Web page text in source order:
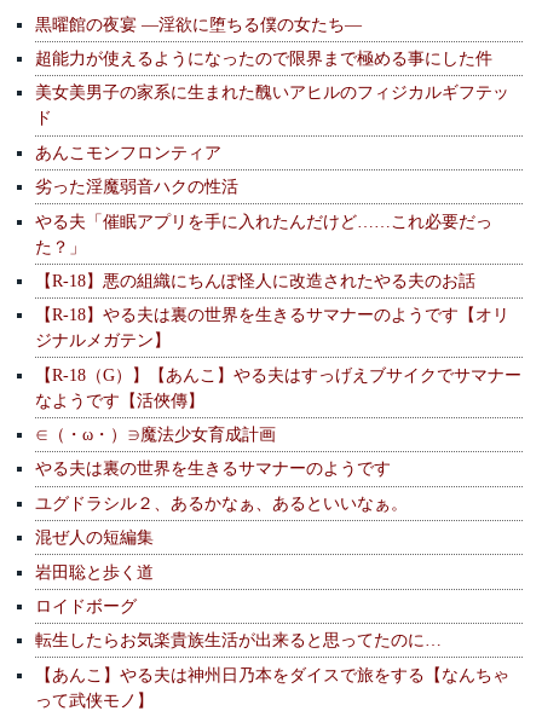
黒曜館の夜宴 —淫欲に堕ちる僕の女たち—
超能力が使えるようになったので限界まで極める事にした件
美女美男子の家系に生まれた醜いアヒルのフィジカルギフテッ
ド
あんこモンフロンティア
劣った淫魔弱音ハクの性活
やる夫「催眠アプリを手に入れたんだけど……これ必要だっ
た？」
【R-18】悪の組織にちんぽ怪人に改造されたやる夫のお話
【R-18】やる夫は裏の世界を生きるサマナーのようです【オリ
ジナルメガテン】
【R-18（G）】【あんこ】やる夫はすっげえブサイクでサマナー
なようです【活俠傳】
∈（・ω・）∋魔法少女育成計画
やる夫は裏の世界を生きるサマナーのようです
ユグドラシル２、あるかなぁ、あるといいなぁ。
混ぜ人の短編集
岩田聡と歩く道
ロイドボーグ
転生したらお気楽貴族生活が出来ると思ってたのに…
【あんこ】やる夫は神州日乃本をダイスで旅をする【なんちゃ
って武侠モノ】